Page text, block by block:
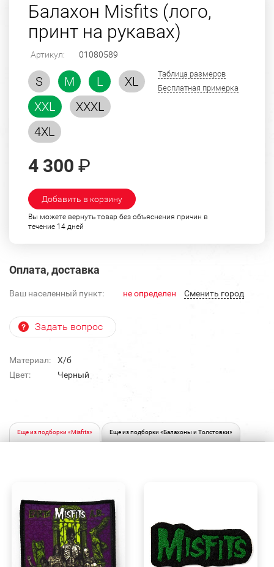
Балахон Misfits (лого,
принт на рукавах)
Артикул: 01080589
S M L
XL
XXL
XXXL
4XL
Таблица размеров
Бесплатная примерка
4 300 ₽
Добавить в корзину
Вы можете вернуть товар без объяснения причин в
течение 14 дней
Оплата, доставка
Ваш населенный пункт: не определен Cменить город
Задать вопрос
Материал:
Х/б
Цвет:
Черный
Еще из подборки «Misfits» Еще из подборки «Балахоны и Толстовки»